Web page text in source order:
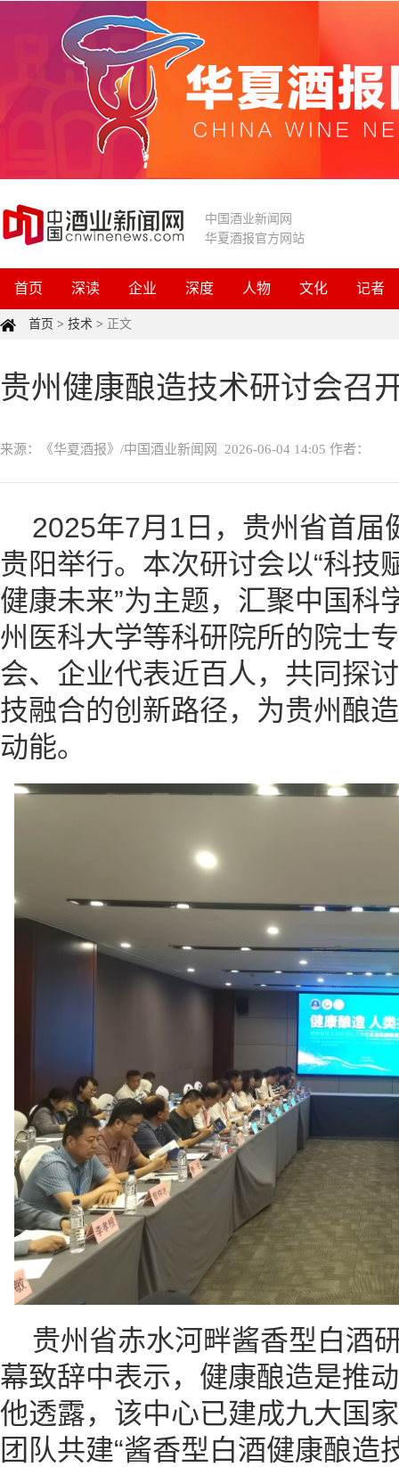
中国酒业新闻网
华夏酒报官方网站
首页 深读 企业 深度 人物 文化 记者
首页 > 技术 > 正文
贵州健康酿造技术研讨会召
来源：《华夏酒报》/中国酒业新闻网 2026-06-04 14:05 作者：
2025年7月1日，贵州省首届
贵阳举行。本次研讨会以“科技
健康未来”为主题，汇聚中国科
州医科大学等科研院所的院士
会、企业代表近百人，共同探
技融合的创新路径，为贵州酿
动能。
贵州省赤水河畔酱香型白酒
幕致辞中表示，健康酿造是推
他透露，该中心已建成九大国
团队共建“酱香型白酒健康酿造